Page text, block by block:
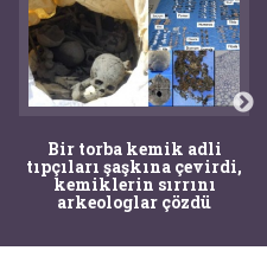
Mandalya Körfezi’nde
denize dalan çocuğun
dikkati arkeolojik keşife
yol açtı